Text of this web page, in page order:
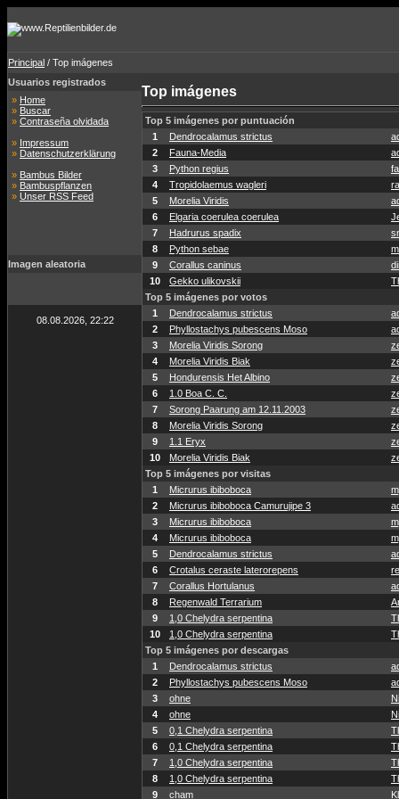
Principal / Top imágenes
Usuarios registrados
» Home
» Buscar
» Contraseña olvidada
» Impressum
» Datenschutzerklärung
» Bambus Bilder
» Bambuspflanzen
» Unser RSS Feed
Imagen aleatoria
08.08.2026, 22:22
Top imágenes
Top 5 imágenes por puntuación
1
Dendrocalamus strictus
2
Fauna-Media
3
Python regius
4
Tropidolaemus wagleri
5
Morelia Viridis
6
Elgaria coerulea coerulea
7
Hadrurus spadix
8
Python sebae
9
Corallus caninus
10
Gekko ulikovskii
Top 5 imágenes por votos
1
Dendrocalamus strictus
2
Phyllostachys pubescens Moso
3
Morelia Viridis Sorong
4
Morelia Viridis Biak
5
Hondurensis Het Albino
6
1.0 Boa C. C.
7
Sorong Paarung am 12.11.2003
8
Morelia Viridis Sorong
9
1.1 Eryx
10
Morelia Viridis Biak
Top 5 imágenes por visitas
1
Micrurus ibiboboca
2
Micrurus ibiboboca Camurujipe 3
3
Micrurus ibiboboca
4
Micrurus ibiboboca
5
Dendrocalamus strictus
6
Crotalus ceraste laterorepens
7
Corallus Hortulanus
8
Regenwald Terrarium
9
1,0 Chelydra serpentina
10
1,0 Chelydra serpentina
Top 5 imágenes por descargas
1
Dendrocalamus strictus
2
Phyllostachys pubescens Moso
3
ohne
4
ohne
5
0,1 Chelydra serpentina
6
0,1 Chelydra serpentina
7
1,0 Chelydra serpentina
8
1,0 Chelydra serpentina
9
cham